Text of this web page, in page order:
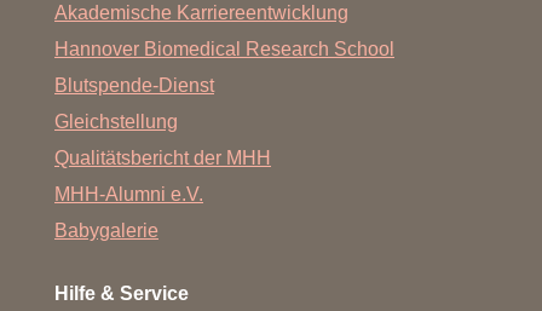
Akademische Karriereentwicklung
Hannover Biomedical Research School
Blutspende-Dienst
Gleichstellung
Qualitätsbericht der MHH
MHH-Alumni e.V.
Babygalerie
Hilfe & Service